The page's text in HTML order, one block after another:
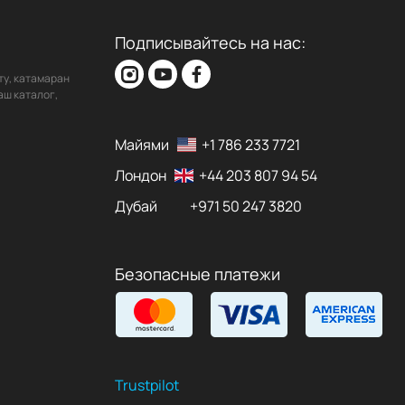
катамаран
каталог,
Подписывайтесь на нас:
Майями
+1 786 233 7721
Лондон
+44 203 807 94 54
Дубай
+971 50 247 3820
Безопасные платежи
Trustpilot